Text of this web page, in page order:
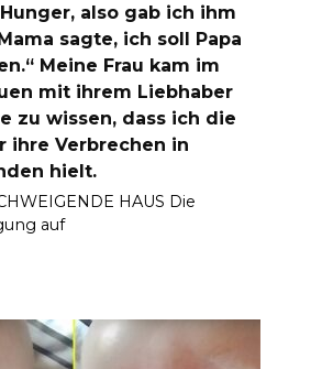
also gab ich ihm
sagte, ich soll Papa
Meine Frau kam im
mit ihrem Liebhaber
zu wissen, dass ich die
ihre Verbrechen in
hielt.
HAUS Die
auf